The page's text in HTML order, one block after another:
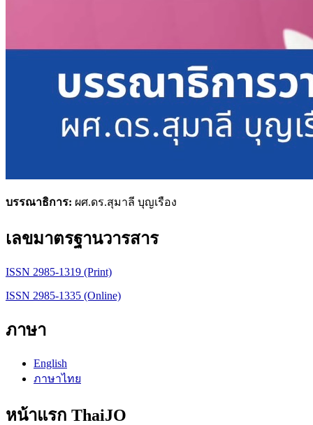
บรรณาธิการ: ผศ.ดร.สุมาลี บุญเรือง
เลขมาตรฐานวารสาร
ISSN 2985-1319 (Print)
ISSN 2985-1335 (Online)
ภาษา
English
ภาษาไทย
หน้าแรก ThaiJO